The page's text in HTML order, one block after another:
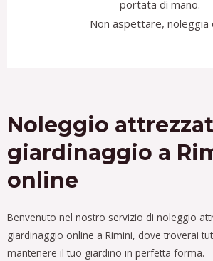
portata di mano.
Non aspettare, noleggia
Noleggio
giardinaggio a
online
Benvenuto nel nostro servizio di noleggio
giardinaggio online a Rimini, dove troverai
mantenere il tuo giardino in perfetta forma.